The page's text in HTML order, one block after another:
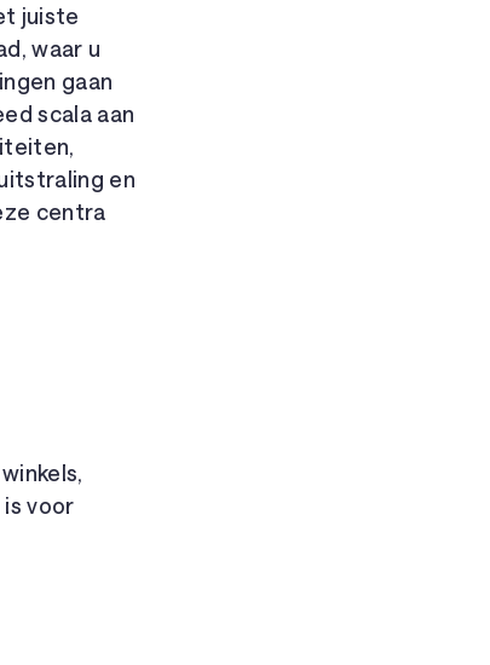
juiste
waar u
gaan
scala aan
en
centra
voor